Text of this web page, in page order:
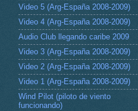
Video 5 (Arg-España 2008-2009)
Video 4 (Arg-España 2008-2009)
Audio Club llegando caribe 2009
Video 3 (Arg-España 2008-2009)
Video 2 (Arg-España 2008-2009)
Video 1 (Arg-España 2008-2009)
Wind Pilot (piloto de viento
funcionando)